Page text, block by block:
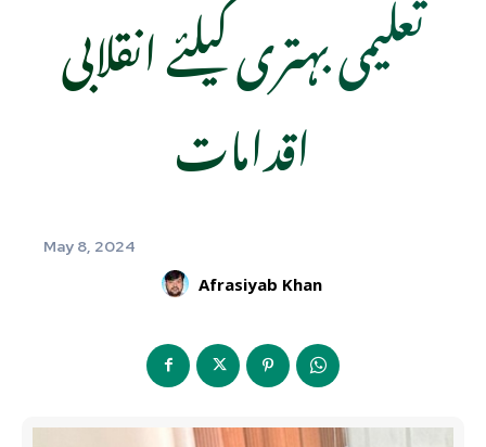
تعلیمی بہتری کیلئے انقلابی
اقدامات
May 8, 2024
Afrasiyab Khan